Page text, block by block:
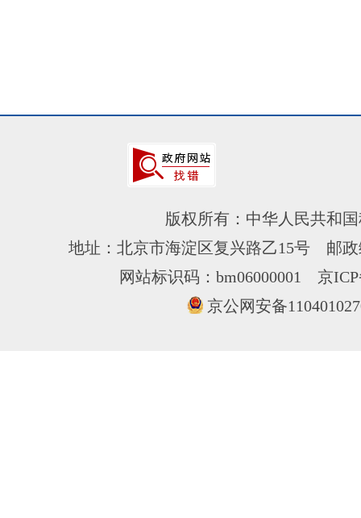
版权所有：中华人民共和
地址：北京市海淀区复兴路乙15号 邮
网站标识码：bm06000001 京
京公网安备